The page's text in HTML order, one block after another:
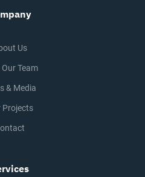
Us
Our Team
& Media
Projects